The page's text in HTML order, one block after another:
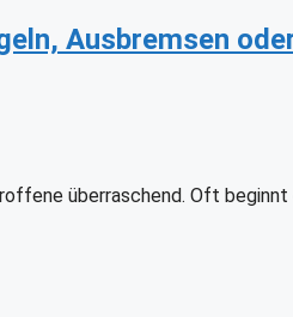
Ausbremsen
überraschend. Oft beginnt